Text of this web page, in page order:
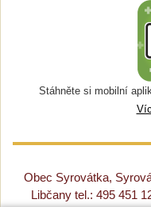
Stáhněte si mobilní
Obec Syrovátka,
Libčany tel.: 495 451